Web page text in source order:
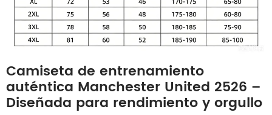
Camiseta de entrenamiento
auténtica Manchester United 2526 –
Diseñada para rendimiento y orgullo